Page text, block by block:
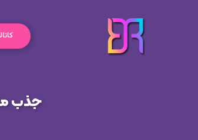
جذب